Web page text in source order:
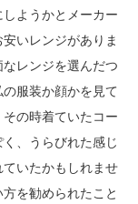
ようかとメーカー
いレンジがありま
レンジを選んだつ
服装か顔かを見て
その時着ていたコー
、うらびれた感じ
いたかもしれませ
を勧められたこと